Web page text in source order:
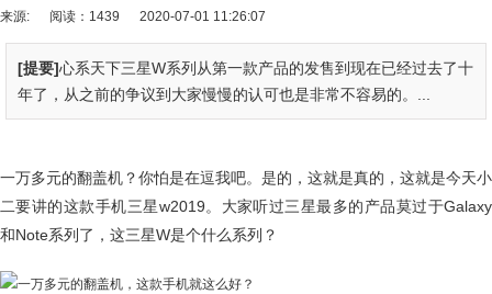
来源: 阅读：1439 2020-07-01 11:26:07
[提要]心系天下三星W系列从第一款产品的发售到现在已经过去了十
年了，从之前的争议到大家慢慢的认可也是非常不容易的。...
一万多元的翻盖机？你怕是在逗我吧。是的，这就是真的，这就是今天小
二要讲的这款手机三星w2019。大家听过三星最多的产品莫过于Galaxy
和Note系列了，这三星W是个什么系列？